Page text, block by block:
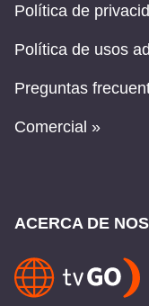
Política de
Política de usos
Preguntas
Comercial »
ACERCA DE